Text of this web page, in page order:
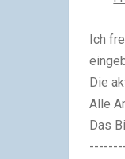
Ich
Die
Alle
Das